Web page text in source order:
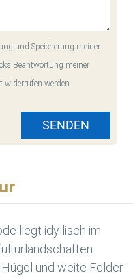
und Speicherung meiner
Beantwortung meiner
widerrufen werden.
SENDEN
liegt idyllisch im
und weite Felder